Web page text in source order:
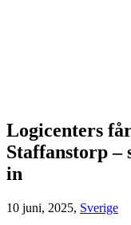
Logicenters
Staffanstorp
in
10 juni, 2025, Sverige